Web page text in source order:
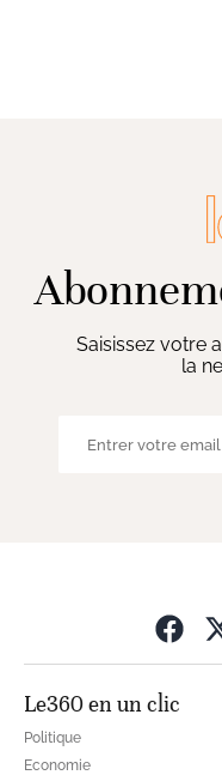
Saisissez votre
la
Le360 en un clic
Politique
Economie